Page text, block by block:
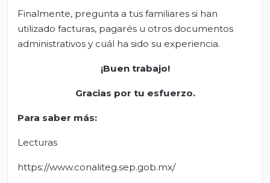
Finalmente, pregunta a tus familiares si han
utilizado facturas, pagarés u otros documentos
administrativos y cuál ha sido su experiencia.
¡Buen trabajo!
Gracias por tu esfuerzo.
Para saber más:
Lecturas
https://www.conaliteg.sep.gob.mx/